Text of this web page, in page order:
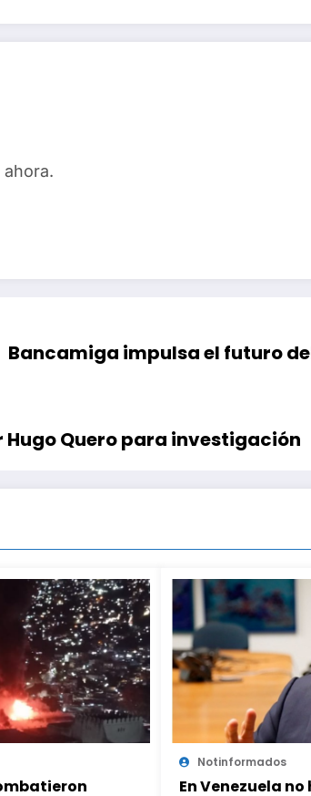
ahora.
Bancamiga impulsa el futuro
Quero para investigación
Notinformados
En Venezuela